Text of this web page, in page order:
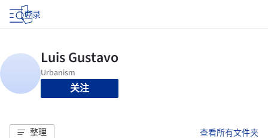
登录
关注
整理 查看所有文件夹